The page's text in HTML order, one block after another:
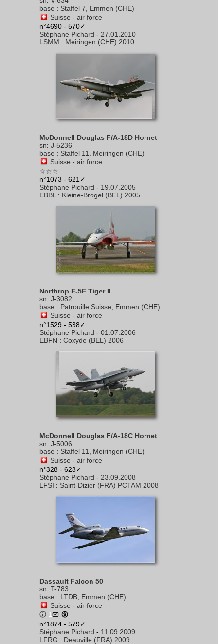
base : Staffel 7, Emmen (CHE)
Suisse - air force
n°4690 - 570✓
Stéphane Pichard - 27.01.2010
LSMM : Meiringen (CHE) 2010
McDonnell Douglas F/A-18D Hornet
sn: J-5236
base : Staffel 11, Meiringen (CHE)
Suisse - air force
☆☆☆
n°1073 - 621✓
Stéphane Pichard - 19.07.2005
EBBL : Kleine-Brogel (BEL) 2005
Northrop F-5E Tiger II
sn: J-3082
base : Patrouille Suisse, Emmen (CHE)
Suisse - air force
n°1529 - 538✓
Stéphane Pichard - 01.07.2006
EBFN : Coxyde (BEL) 2006
McDonnell Douglas F/A-18C Hornet
sn: J-5006
base : Staffel 11, Meiringen (CHE)
Suisse - air force
n°328 - 628✓
Stéphane Pichard - 23.09.2008
LFSI : Saint-Dizier (FRA) PCTAM 2008
Dassault Falcon 50
sn: T-783
base : LTDB, Emmen (CHE)
Suisse - air force
1
n°1874 - 579✓
Stéphane Pichard - 11.09.2009
LFRG : Deauville (FRA) 2009